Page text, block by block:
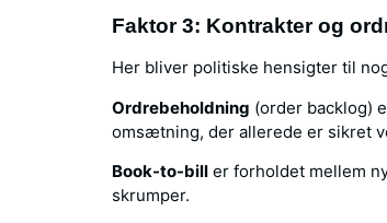
Faktor 3: Kontrakter og
Her bliver politiske hensigter til
Ordrebeholdning (order backlog)
omsætning, der allerede er sikret
Book-to-bill er forholdet mellem
skrumper.